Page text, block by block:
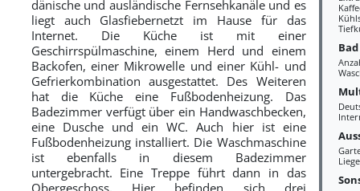
Bad
dänische und ausländische Fernsehkanäle und es
liegt auch Glasfiebernetzt im Hause für das
Internet. Die Küche ist mit einer
Geschirrspülmaschine, einem Herd und einem
Backofen, einer Mikrowelle und einer Kühl- und
Gefrierkombination ausgestattet. Des Weiteren
hat die Küche eine Fußbodenheizung. Das
Badezimmer verfügt über ein Handwaschbecken,
eine Dusche und ein WC. Auch hier ist eine
Fußbodenheizung installiert. Die Waschmaschine
ist ebenfalls in diesem Badezimmer
untergebracht. Eine Treppe führt dann in das
Obergeschoss. Hier befinden sich drei